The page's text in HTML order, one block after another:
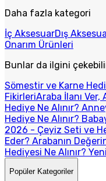
Daha fazla kategori
İç AksesuarDış
Onarım Ürünleri
Bunlar da ilgini
Sömestir ve Karne
FikirleriAraba İlanı Ver,
Hediye Ne Alınır?
Hediye Ne Alınır?
2026 - Çeyiz Seti ve
Eder? Arabanın
Hediyesi Ne Alınır?
Popüler Kategoriler